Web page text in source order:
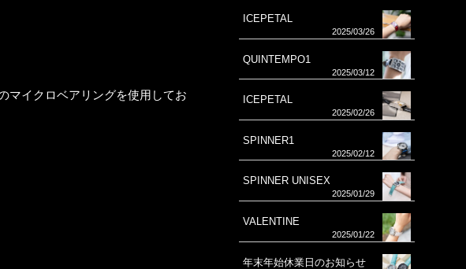
マイクロベアリングを使用してお
ICEPETAL
2025/03/26
QUINTEMPO1
2025/03/12
ICEPETAL
2025/02/26
SPINNER1
2025/02/12
SPINNER UNISEX
2025/01/29
VALENTINE
2025/01/22
年末年始休業日のお知らせ